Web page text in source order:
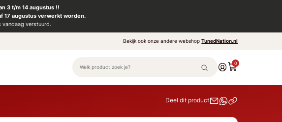
3 t/m 14 augustus !!
17 augustus verwerkt worden.
verstuurd.
Bekijk ook onze andere webshopTunedNation.nl
0
Deel dit product